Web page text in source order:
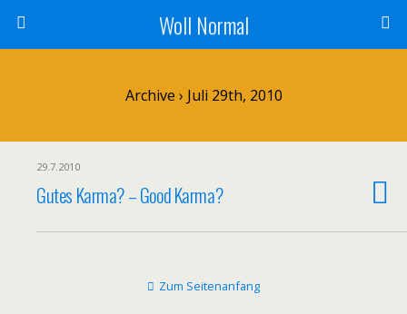
Woll Normal
Archive › Juli 29th, 2010
29.7.2010
Gutes Karma? – Good Karma?
Zum Seitenanfang